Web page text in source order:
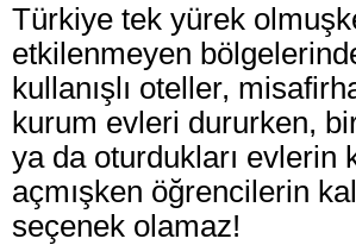
Türkiye tek yürek
etkilenmeyen
kullanışlı oteller,
kurum evleri dururken,
ya da oturdukları evlerin
açmışken öğrencilerin
seçenek olamaz!